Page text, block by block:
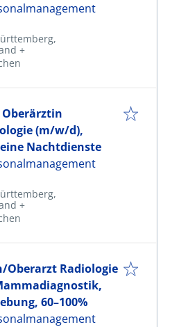
+
:
(m/w/d),
Nachtdienste
+
:
Oberarzt Radiologie
60–100%